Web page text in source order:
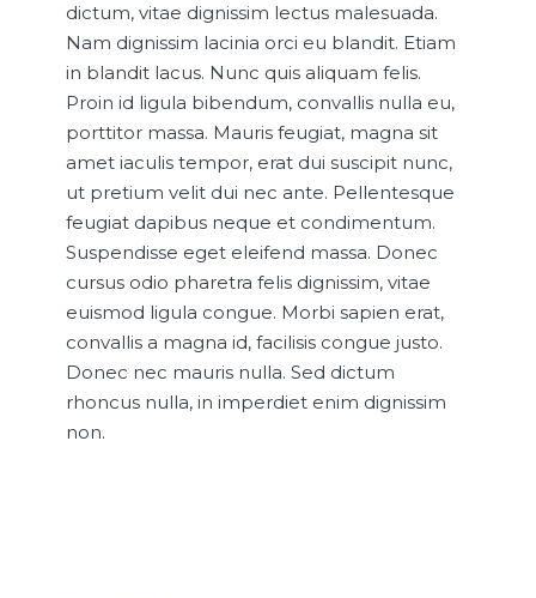
dictum, vitae dignissim lectus malesuada.
Nam dignissim lacinia orci eu blandit. Etiam
in blandit lacus. Nunc quis aliquam felis.
Proin id ligula bibendum, convallis nulla eu,
porttitor massa. Mauris feugiat, magna sit
amet iaculis tempor, erat dui suscipit nunc,
ut pretium velit dui nec ante. Pellentesque
feugiat dapibus neque et condimentum.
Suspendisse eget eleifend massa. Donec
cursus odio pharetra felis dignissim, vitae
euismod ligula congue. Morbi sapien erat,
convallis a magna id, facilisis congue justo.
Donec nec mauris nulla. Sed dictum
rhoncus nulla, in imperdiet enim dignissim
non.